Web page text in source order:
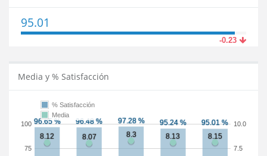
95.01
-0.23
Media y % Satisfacción
75
100
7.5
10.0
% Satisfacción
Media